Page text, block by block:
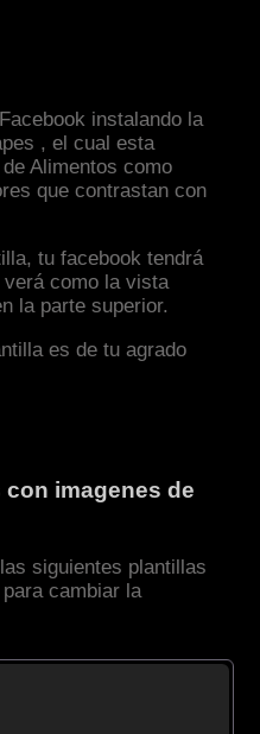
instalando la
, el cual esta
Alimentos como
que contrastan con
tu facebook tendrá
como la vista
la parte superior.
es de tu agrado
imagenes de
siguientes plantillas
cambiar la